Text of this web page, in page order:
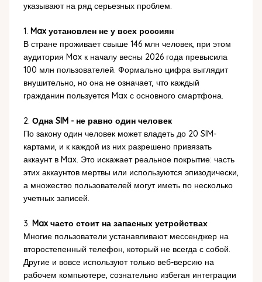
указывают на ряд серьезных проблем.
1. Max установлен не у всех россиян
В стране проживает свыше 146 млн человек, при этом
аудитория Max к началу весны 2026 года превысила
100 млн пользователей. Формально цифра выглядит
внушительно, но она не означает, что каждый
гражданин пользуется Max с основного смартфона.
2. Одна SIM - не равно один человек
По закону один человек может владеть до 20 SIM-
картами, и к каждой из них разрешено привязать
аккаунт в Max. Это искажает реальное покрытие: часть
этих аккаунтов мертвы или используются эпизодически,
а множество пользователей могут иметь по несколько
учетных записей.
3. Max часто стоит на запасных устройствах
Многие пользователи устанавливают мессенджер на
второстепенный телефон, который не всегда с собой.
Другие и вовсе используют только веб-версию на
рабочем компьютере, сознательно избегая интеграции